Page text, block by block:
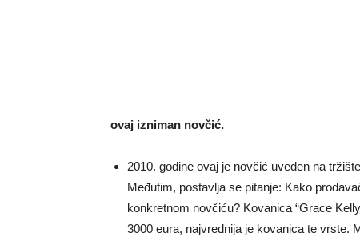
ovaj izniman novčić.
2010. godine ovaj je novčić uveden na
Međutim, postavlja se pitanje: Kako
konkretnom novčiću? Kovanica “Grace
3000 eura, najvrednija je kovanica te vrste.